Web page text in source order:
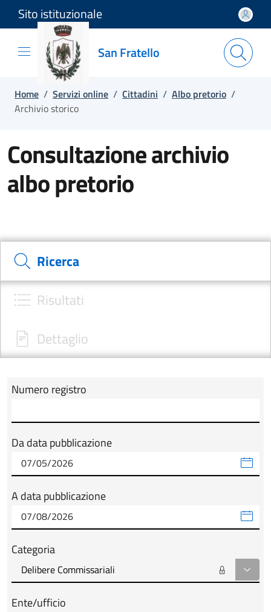
Salta e vai al contenuto
Salta e vai al footer
Sito istituzionale
San Fratello
Home / Servizi online / Cittadini / Albo pretorio /
Archivio storico
Consultazione archivio
albo pretorio
Ricerca
Risultati
Dettaglio
Modulo tab_ricerca_form
Numero registro
Da data pubblicazione
A data pubblicazione
Categoria
Ente/ufficio